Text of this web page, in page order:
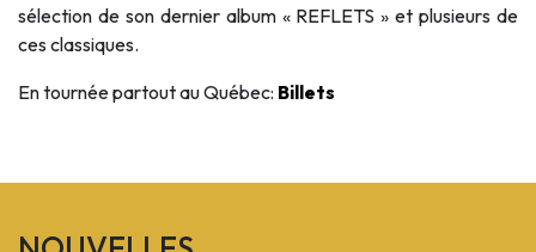
sélection de son dernier album « REFLETS » et plusieurs de
ces classiques.
En tournée partout au Québec: Billets